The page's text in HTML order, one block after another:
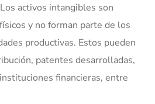
Los activos intangibles son
y no forman parte de los
productivas. Estos pueden
patentes desarrolladas,
financieras, entre